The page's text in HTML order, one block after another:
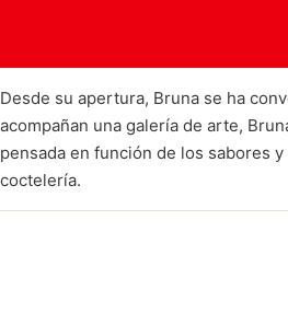
Desde su apertura, Bruna se ha
acompañan una galería de arte,
pensada en función de los sabores
coctelería.